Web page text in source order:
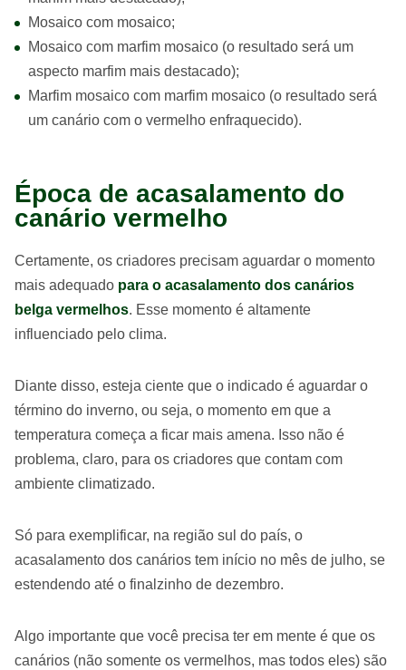
Mosaico com mosaico;
Mosaico com marfim mosaico (o resultado será um
aspecto marfim mais destacado);
Marfim mosaico com marfim mosaico (o resultado será
um canário com o vermelho enfraquecido).
Época de acasalamento do
canário vermelho
Certamente, os criadores precisam aguardar o momento
mais adequado para o acasalamento dos canários
belga vermelhos. Esse momento é altamente
influenciado pelo clima.
Diante disso, esteja ciente que o indicado é aguardar o
término do inverno, ou seja, o momento em que a
temperatura começa a ficar mais amena. Isso não é
problema, claro, para os criadores que contam com
ambiente climatizado.
Só para exemplificar, na região sul do país, o
acasalamento dos canários tem início no mês de julho, se
estendendo até o finalzinho de dezembro.
Algo importante que você precisa ter em mente é que os
canários (não somente os vermelhos, mas todos eles) são